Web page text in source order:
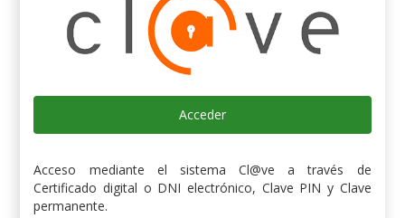
Acceder
Acceso mediante el sistema Cl@ve a través de
Certificado digital o DNI electrónico, Clave PIN y Clave
permanente.